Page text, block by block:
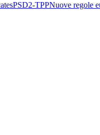
PSD2-TPPNuove regole